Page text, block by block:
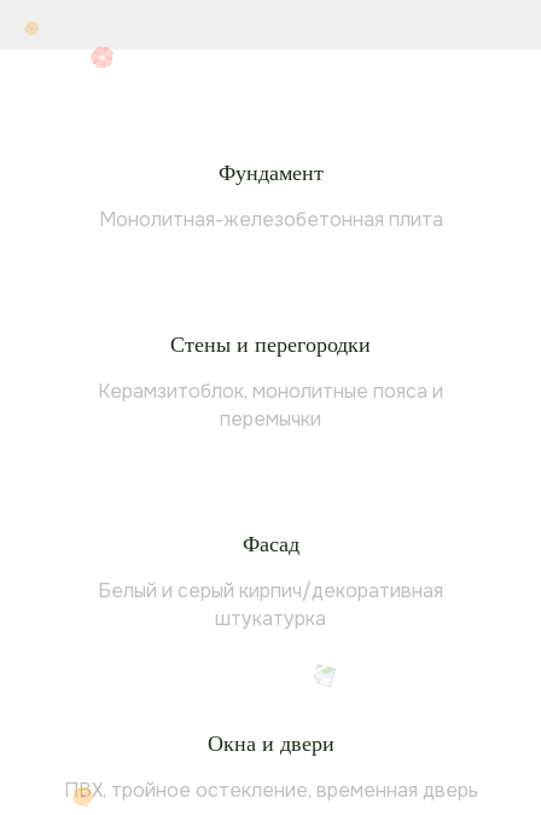
Фундамент
Монолитная-железобетонная плита
Стены и перегородки
Керамзитоблок, монолитные пояса и
перемычки
Фасад
Белый и серый кирпич/декоративная
штукатурка
Окна и двери
ПВХ, тройное остекление, временная дверь